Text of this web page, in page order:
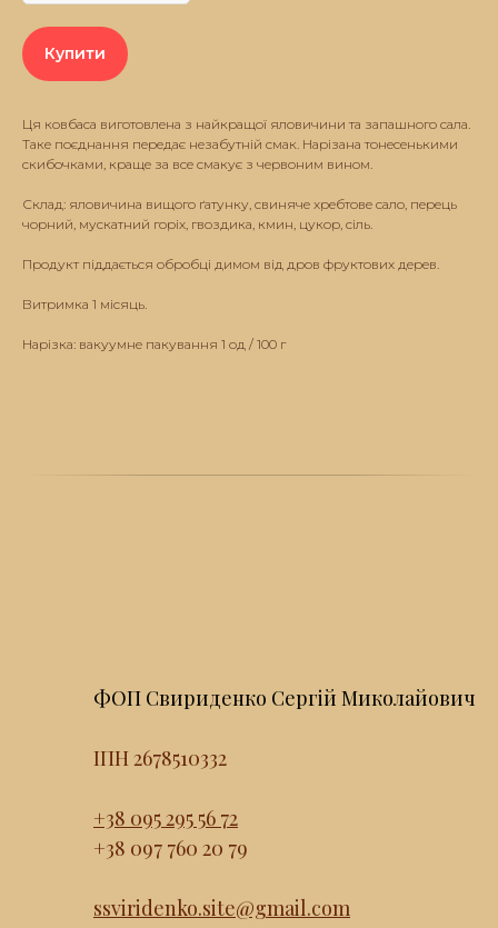
Купити
Ця ковбаса виготовлена з найкращої яловичини та запашного сала.
Таке поєднання передає незабутній смак. Нарізана тонесенькими
скибочками, краще за все смакує з червоним вином.
Склад: яловичина вищого ґатунку, свиняче хребтове сало, перець
чорний, мускатний горіх, гвоздика, кмин, цукор, сіль.
Продукт піддається обробці димом від дров фруктових дерев.
Витримка 1 місяць.
Нарізка: вакуумне пакування 1 од / 100 г
ФОП Свириденко Сергій Миколайович
ІПН 2678510332
+38 095 295 56 72
+38 097 760 20 79
ssviridenko.site@gmail.com